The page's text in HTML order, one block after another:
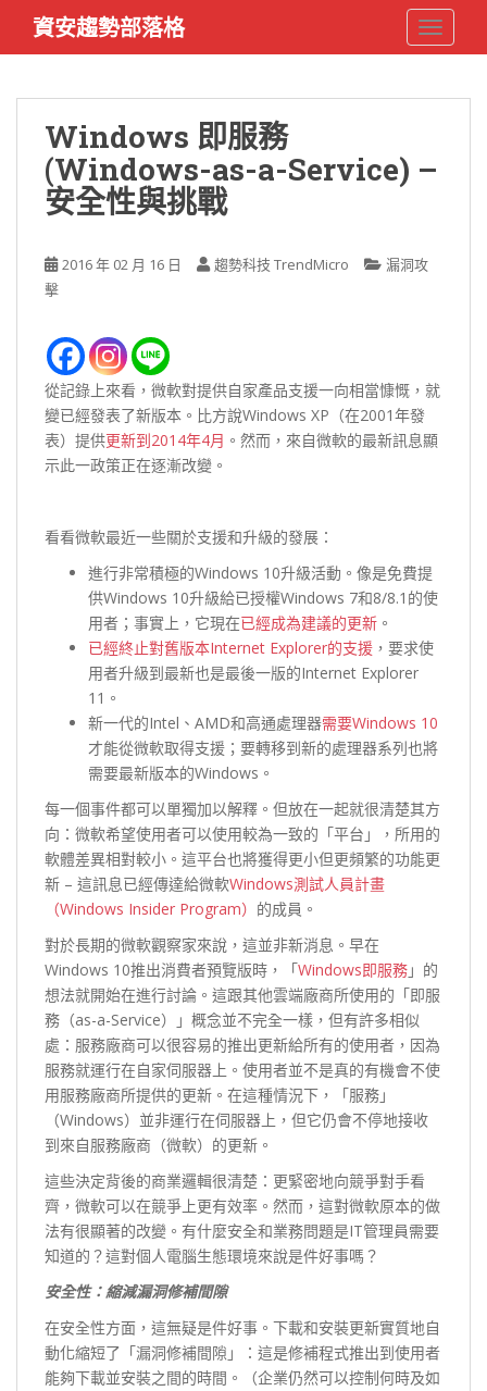
i
資安趨勢部落格
Windows 即服務
(Windows-as-a-Service) –
安全性與挑戰
2016 年 02 月 16 日 趨勢科技 TrendMicro
漏洞攻
擊
從記錄上來看，微軟對提供自家產品支援一向相當慷慨，就
變已經發表了新版本。比方說Windows XP（在2001年發
表）提供更新到2014年4月 。然而，來自微軟的最新訊息顯
示此一政策正在逐漸改變。
看看微軟最近一些關於支援和升級的發展：
進行非常積極的Windows 10升級活動。像是免費提
供Windows 10升級給已授權Windows 7和8/8.1的使
用者；事實上，它現在已經成為建議的更新 。
已經終止對舊版本Internet Explorer的支援 ，要求使
用者升級到最新也是最後一版的Internet Explorer
11。
新一代的Intel、AMD和高通處理器需要Windows 10
才能從微軟取得支援；要轉移到新的處理器系列也將
需要最新版本的Windows。
每一個事件都可以單獨加以解釋。但放在一起就很清楚其方
向：微軟希望使用者可以使用較為一致的「平台」，所用的
軟體差異相對較小。這平台也將獲得更小但更頻繁的功能更
新 – 這訊息已經傳達給微軟Windows測試人員計畫
（Windows Insider Program） 的成員。
對於長期的微軟觀察家來說，這並非新消息。早在
Windows 10推出消費者預覽版時，「Windows即服務 」的
想法就開始在進行討論。這跟其他雲端廠商所使用的「即服
務（as-a-Service）」概念並不完全一樣，但有許多相似
處：服務廠商可以很容易的推出更新給所有的使用者，因為
服務就運行在自家伺服器上。使用者並不是真的有機會不使
用服務廠商所提供的更新。在這種情況下，「服務」
（Windows）並非運行在伺服器上，但它仍會不停地接收
到來自服務廠商（微軟）的更新。
這些決定背後的商業邏輯很清楚：更緊密地向競爭對手看
齊，微軟可以在競爭上更有效率。然而，這對微軟原本的做
法有很顯著的改變。有什麼安全和業務問題是IT管理員需要
知道的？這對個人電腦生態環境來說是件好事嗎？
安全性：縮減漏洞修補間隙
在安全性方面，這無疑是件好事。下載和安裝更新實質地自
動化縮短了「漏洞修補間隙」：這是修補程式推出到使用者
能夠下載並安裝之間的時間。（企業仍然可以控制何時及如